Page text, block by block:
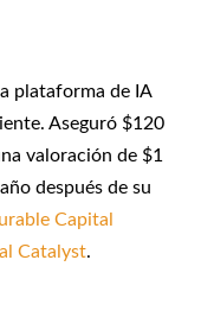
plataforma de IA
Aseguró $120
valoración de $1
después de su
Capital
Catalyst.